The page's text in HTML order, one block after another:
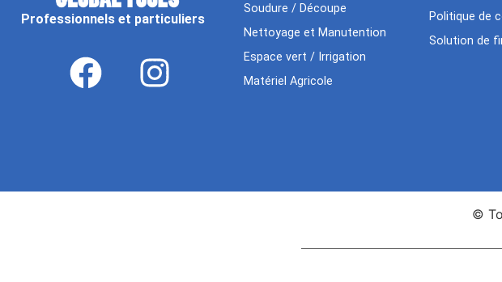
Professionnels et particuliers
Soudure / Découpe
Nettoyage et Manutention
Espace vert / Irrigation
Matériel Agricole
Politique de
Solution de
©